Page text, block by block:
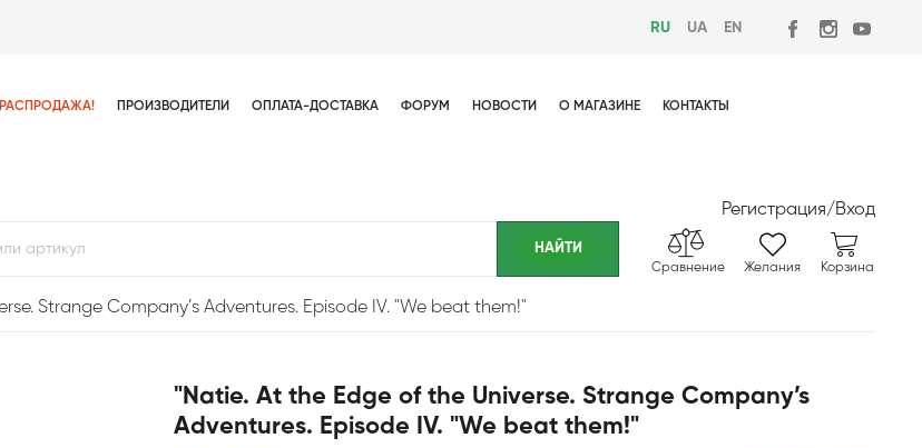
RU UA EN
РАСПРОДАЖА! ПРОИЗВОДИТЕЛИ ОПЛАТА-ДОСТАВКА ФОРУМ НОВОСТИ О МАГАЗИНЕ КОНТАКТЫ
Регистрация/Вход
Сравнение Желания Корзина
Strange Company’s Adventures. Episode IV. "We beat them!"
"Natie. At the Edge of the Universe. Strange Company’s
Adventures. Episode IV. "We beat them!"